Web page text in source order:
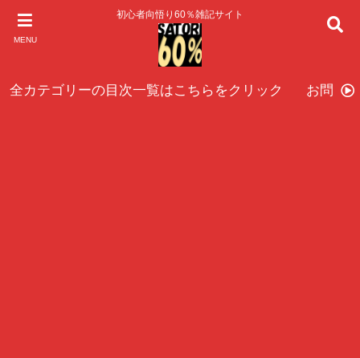
MENU
初心者向悟り60％雑記サイト
全カテゴリーの目次一覧はこちらをクリック お問い